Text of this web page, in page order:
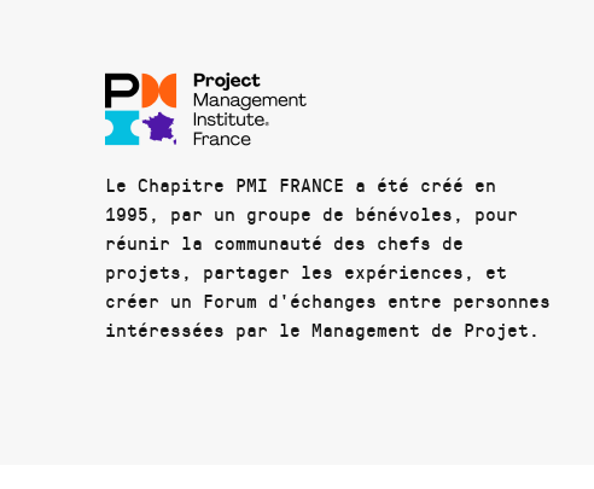
Le Chapitre PMI FRANCE a été créé en
1995, par un groupe de bénévoles, pour
réunir la communauté des chefs de
projets, partager les expériences, et
créer un Forum d'échanges entre personnes
intéressées par le Management de Projet.